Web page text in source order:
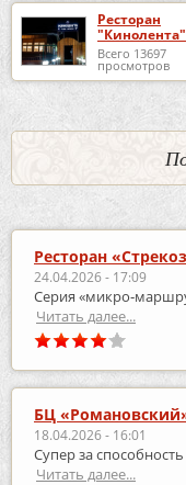
Ресторан
"Кинолента"
Всего 13697
просмотров
Ресторан
24.04.2026 - 17:09
Серия
Читать далее...
БЦ
18.04.2026 - 16:01
Супер за
Читать далее...